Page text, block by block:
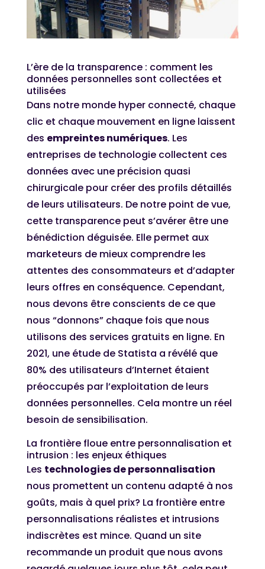
L’ère de la transparence : comment les
données personnelles sont collectées et
utilisées
Dans notre monde hyper connecté, chaque
clic et chaque mouvement en ligne laissent
des empreintes numériques. Les
entreprises de technologie collectent ces
données avec une précision quasi
chirurgicale pour créer des profils détaillés
de leurs utilisateurs. De notre point de vue,
cette transparence peut s’avérer être une
bénédiction déguisée. Elle permet aux
marketeurs de mieux comprendre les
attentes des consommateurs et d’adapter
leurs offres en conséquence. Cependant,
nous devons être conscients de ce que
nous “donnons” chaque fois que nous
utilisons des services gratuits en ligne. En
2021, une étude de Statista a révélé que
80% des utilisateurs d’Internet étaient
préoccupés par l’exploitation de leurs
données personnelles. Cela montre un réel
besoin de sensibilisation.
La frontière floue entre personnalisation et
intrusion : les enjeux éthiques
Les technologies de personnalisation
nous promettent un contenu adapté à nos
goûts, mais à quel prix? La frontière entre
personnalisations réalistes et intrusions
indiscrètes est mince. Quand un site
recommande un produit que nous avons